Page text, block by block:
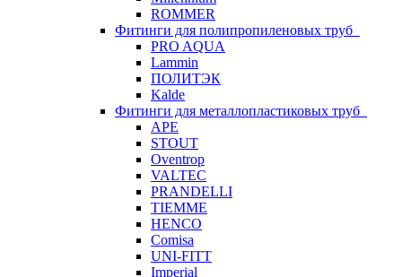
ROMMER
Фитинги для полипропиленовых труб
PRO AQUA
Lammin
ПОЛИТЭК
Kalde
Фитинги для металлопластиковых труб
APE
STOUT
Oventrop
VALTEC
PRANDELLI
TIEMME
HENCO
Comisa
UNI-FITT
Imperial